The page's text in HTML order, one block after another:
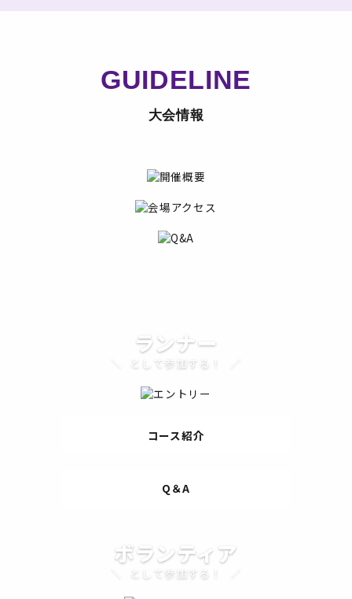
GUIDELINE
大会情報
ランナー
として参加する！
コース紹介
Q＆A
ボランティア
として参加する！